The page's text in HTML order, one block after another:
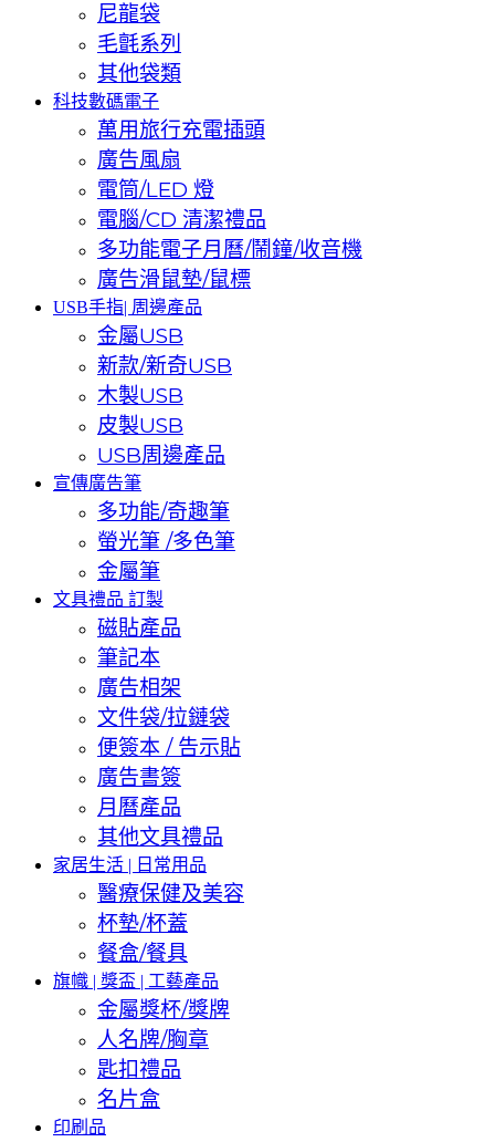
尼龍袋
毛氈系列
其他袋類
科技數碼電子
萬用旅行充電插頭
廣告風扇
電筒/LED 燈
電腦/CD 清潔禮品
多功能電子月曆/鬧鐘/收音機
廣告滑鼠墊/鼠標
USB手指| 周邊產品
金屬USB
新款/新奇USB
木製USB
皮製USB
USB周邊產品
宣傳廣告筆
多功能/奇趣筆
螢光筆 /多色筆
金屬筆
文具禮品 訂製
磁貼產品
筆記本
廣告相架
文件袋/拉鏈袋
便簽本 / 告示貼
廣告書簽
月曆產品
其他文具禮品
家居生活 | 日常用品
醫療保健及美容
杯墊/杯蓋
餐盒/餐具
旗幟 | 獎盃 | 工藝產品
金屬獎杯/獎牌
人名牌/胸章
匙扣禮品
名片盒
印刷品